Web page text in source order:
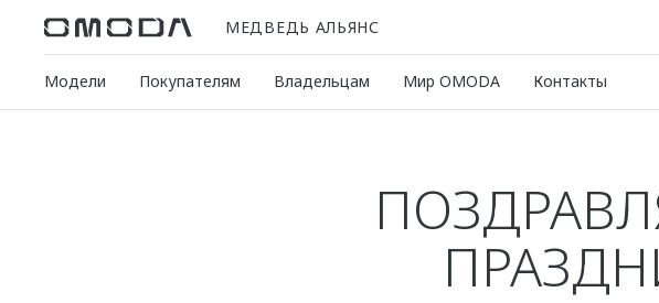
МЕДВЕДЬ АЛЬЯНС
Модели Покупателям Владельцам Мир OMODA Контакты